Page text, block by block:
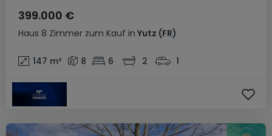
Haus 8 Zimmer zum Kauf in Yutz (FR)
399.000 €
147 m² 8 6 2 1